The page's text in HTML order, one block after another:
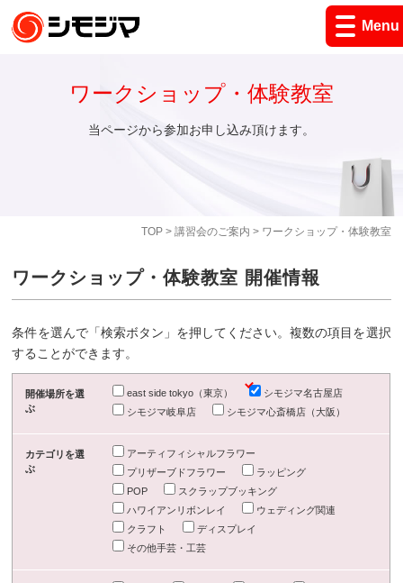
Menu
TOP> 講習会のご案内 > ワークショップ・体験教室
ワークショップ・体験教室
当ページから参加お申し込み頂けます。
ワークショップ・体験教室 開催情報
条件を選んで「検索ボタン」を押してください。複数の項目を選択
することができます。
開催場所を選
ぶ
east side tokyo（東京）
シモジマ名古屋店
シモジマ岐阜店
シモジマ心斎橋店（大阪）
カテゴリを選
ぶ
アーティフィシャルフラワー
プリザーブドフラワー
ラッピング
POP
スクラップブッキング
ハワイアンリボンレイ
ウェディング関連
クラフト
ディスプレイ
その他手芸・工芸